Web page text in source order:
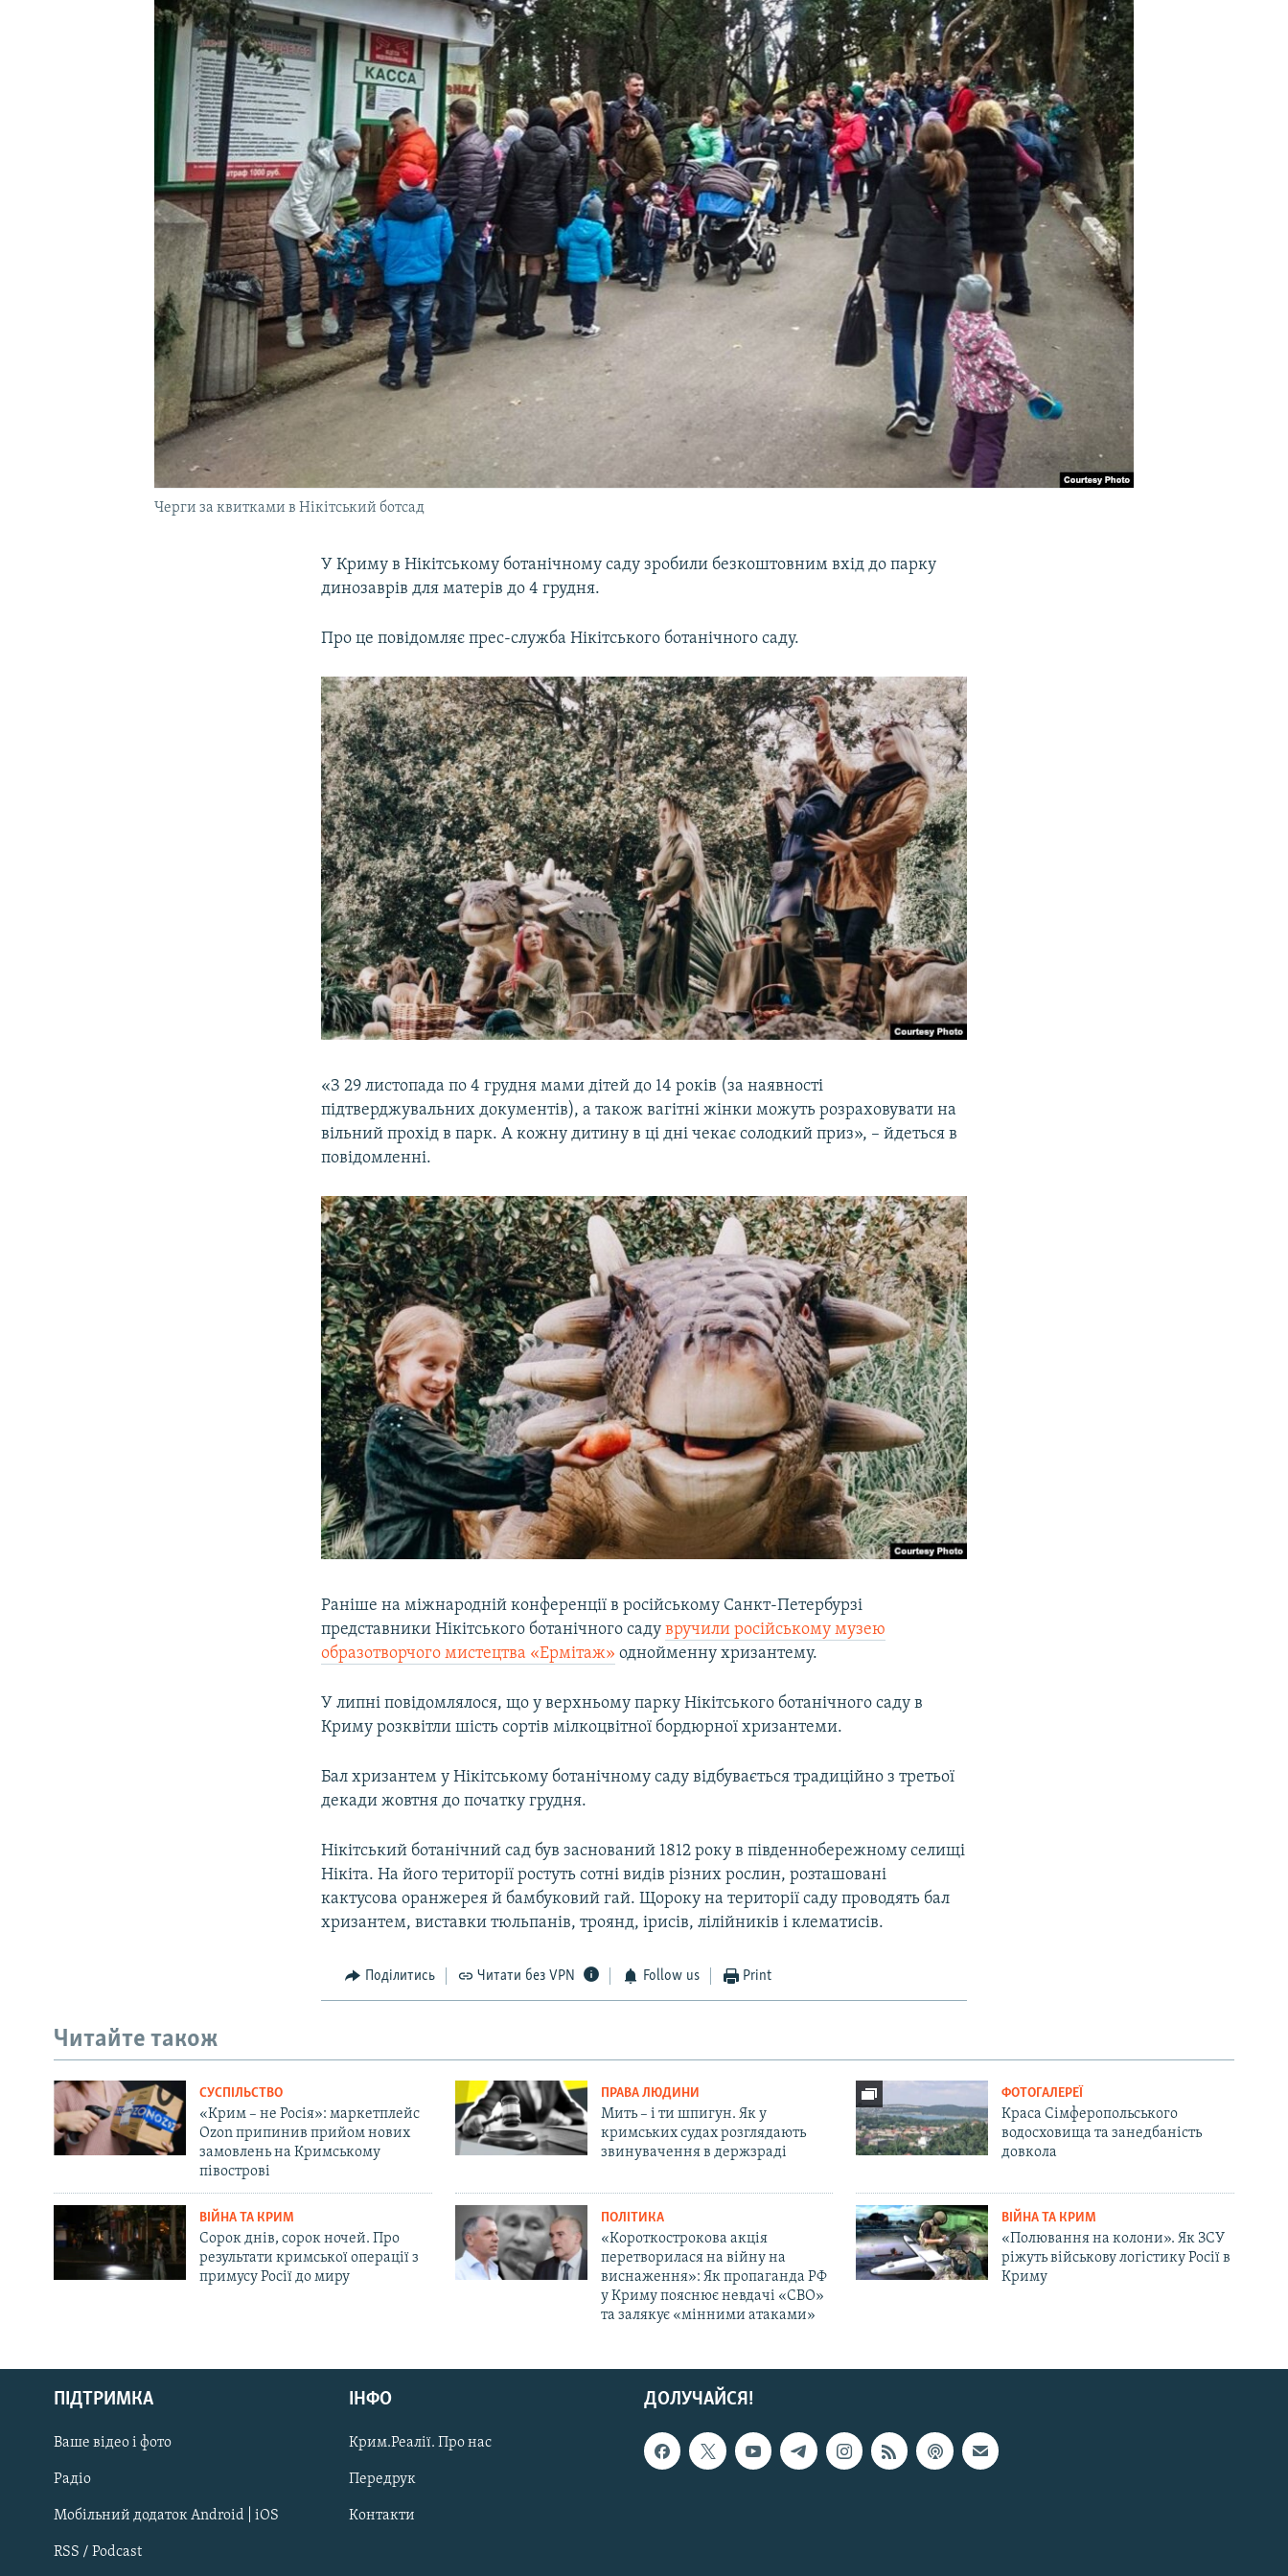
УКРАЇНСЬКА ПРОБЛЕМА КРИМУ
Русский
Qırımtatar
Черги за квитками в Нікітський ботсад
У Криму в Нікітському ботанічному саду зробили безкоштовним вхід до парку
динозаврів для матерів до 4 грудня.
Про це повідомляє прес-служба Нікітського ботанічного саду.
«З 29 листопада по 4 грудня мами дітей до 14 років (за наявності
підтверджувальних документів), а також вагітні жінки можуть розраховувати на
вільний прохід в парк. А кожну дитину в ці дні чекає солодкий приз», – йдеться в
повідомленні.
Раніше на міжнародній конференції в російському Санкт-Петербурзі
представники Нікітського ботанічного садувручили російському музею
образотворчого мистецтва «Ермітаж» однойменну хризантему.
У липні повідомлялося, що у верхньому парку Нікітського ботанічного саду в
Криму розквітли шість сортів мілкоцвітної бордюрної хризантеми.
Бал хризантем у Нікітському ботанічному саду відбувається традиційно з третьої
декади жовтня до початку грудня.
Нікітський ботанічний сад був заснований 1812 року в південнобережному селищі
Нікіта. На його території ростуть сотні видів різних рослин, розташовані
кактусова оранжерея й бамбуковий гай. Щороку на території саду проводять бал
хризантем, виставки тюльпанів, троянд, ірисів, лілійників і клематисів.
Поділитись Читати без VPN Follow us Print
Читайте також
СУСПІЛЬСТВО
«Крим – не Росія»: маркетплейс
Ozon припинив прийом нових
замовлень на Кримському
півострові
ПРАВА ЛЮДИНИ
Мить – і ти шпигун. Як у
кримських судах розглядають
звинувачення в держзраді
ФОТОГАЛЕРЕЇ
Краса Сімферопольського
водосховища та занедбаність
довкола
ВІЙНА ТА КРИМ
Сорок днів, сорок ночей. Про
результати кримської операції з
примусу Росії до миру
ПОЛІТИКА
«Короткострокова акція
перетворилася на війну на
виснаження»: Як пропаганда РФ
у Криму пояснює невдачі «СВО»
та залякує «мінними атаками»
ВІЙНА ТА КРИМ
«Полювання на колони». Як ЗСУ
ріжуть військову логістику Росії в
Криму
ДОЛУЧАЙСЯ!
ПІДТРИМКА
Ваше відео і фото
Радіо
Мобільний додаток Android | iOS
RSS / Podcast
ІНФО
Крим.Реалії. Про нас
Передрук
Контакти